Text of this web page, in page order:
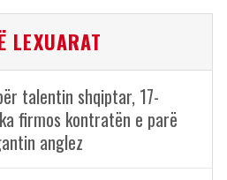
LEXUARAT
talentin shqiptar, 17-
firmos kontratën e parë
anglez